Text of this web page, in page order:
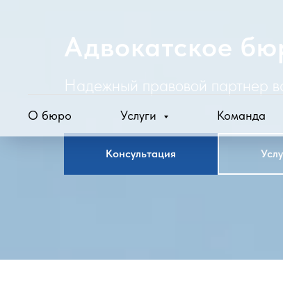
О бюро Услуги Команда
Адвокатское
Надежный правовой партнер
Консультация